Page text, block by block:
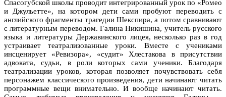
Спасогубской школы проводит интегрированный урок по «Ромео
и Джульетте», на котором дети сами пробуют переводить с
английского фрагменты трагедии Шекспира, а потом сравнивают
с литературным переводом. Галина Никишина, учитель русского
языка и литературы Державинского лицея, несколько раз в год
устраивает театрализованные уроки. Вместе с учениками
инсценирует «Ревизора», «судит» Хлестакова в присутствии
адвоката, судьи, в роли которых сами ученики. Благодаря
театрализации уроков, которая позволяет почувствовать себя
персонажем классического произведения, дети начинают читать
программные вещи внимательно. И вообще начинают читать.